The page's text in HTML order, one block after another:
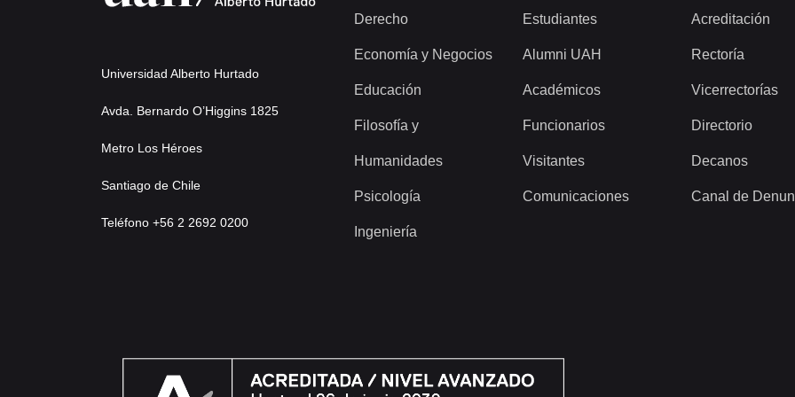
Universidad Alberto Hurtado
Avda. Bernardo O’Higgins 1825
Metro Los Héroes
Santiago de Chile
Teléfono +56 2 2692 0200
Derecho
Economía y Negocios
Educación
Filosofía y
Humanidades
Psicología
Ingeniería
Estudiantes
Alumni UAH
Académicos
Funcionarios
Visitantes
Comunicaciones
Acreditación
Rectoría
Vicerrectorías
Directorio
Decanos
Canal de